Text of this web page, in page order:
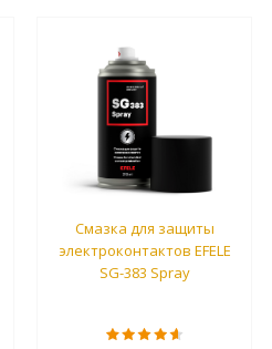
Смазка для защиты
электроконтактов EFELE
SG-383 Spray